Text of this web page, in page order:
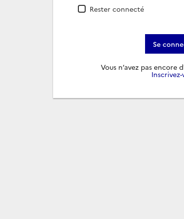
Rester connecté
Se
Vous n’avez pas encore
Inscrivez-